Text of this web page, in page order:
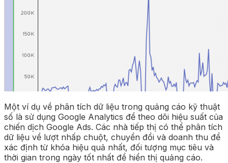
Một ví dụ về phân tích dữ liệu trong quảng cáo kỹ thuật
số là sử dụng Google Analytics để theo dõi hiệu suất của
chiến dịch Google Ads. Các nhà tiếp thị có thể phân tích
dữ liệu về lượt nhấp chuột, chuyển đổi và doanh thu để
xác định từ khóa hiệu quả nhất, đối tượng mục tiêu và
thời gian trong ngày tốt nhất để hiển thị quảng cáo.